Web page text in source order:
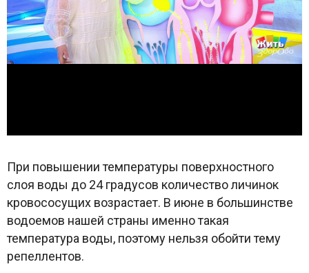
При повышении температуры поверхностного
слоя воды до 24 градусов количество личинок
кровососущих возрастает. В июне в большинстве
водоемов нашей страны именно такая
температура воды, поэтому нельзя обойти тему
репеллентов.